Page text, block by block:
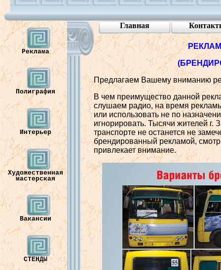
Реклама
Полиграфия
Интерьер
Художественная
мастерская
Вакансии
СТЕНДЫ
Главная
(
ПредлагаемВашемувниманию
В чем преимущество данной
слушаем радио, навремя
или использоватьне по
игнорировать.Тысячи жителейг.
транспорте не останется не
брендированный рекламой,
привлекаетвнимание.